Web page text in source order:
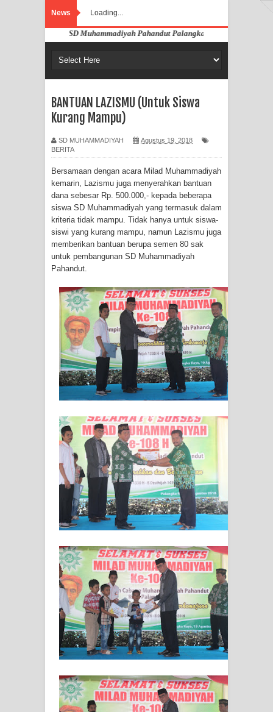
News Loading...
di Website SD Muhammadiyah Pahandut Palangka Raya
BANTUAN LAZISMU (Untuk Siswa
Kurang Mampu)
SD MUHAMMADIYAH
Agustus 19, 2018
BERITA
Bersamaan dengan acara Milad Muhammadiyah
kemarin, Lazismu juga menyerahkan bantuan
dana sebesar Rp. 500.000,- kepada beberapa
siswa SD Muhammadiyah yang termasuk dalam
kriteria tidak mampu. Tidak hanya untuk siswa-
siswi yang kurang mampu, namun Lazismu juga
memberikan bantuan berupa semen 80 sak
untuk pembangunan SD Muhammadiyah
Pahandut.